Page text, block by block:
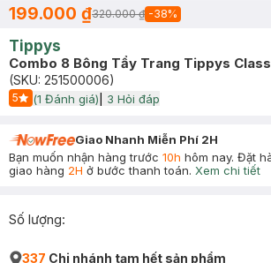
199.000 ₫320.000 ₫ -38%
Tippys
Combo 8 Bông Tẩy Trang Tippys
(SKU: 251500006)
5
Start Icon
(1 Đánh giá) 3 Hỏi đáp
Giao Nhanh Miễn Phí 2H
Bạn muốn nhận hàng trước 10h hôm nay. Đặt
giao hàng 2H ở bước thanh toán. Xem chi tiết
Số lượng:
337 Chi nhánh tạm hết sản phẩm